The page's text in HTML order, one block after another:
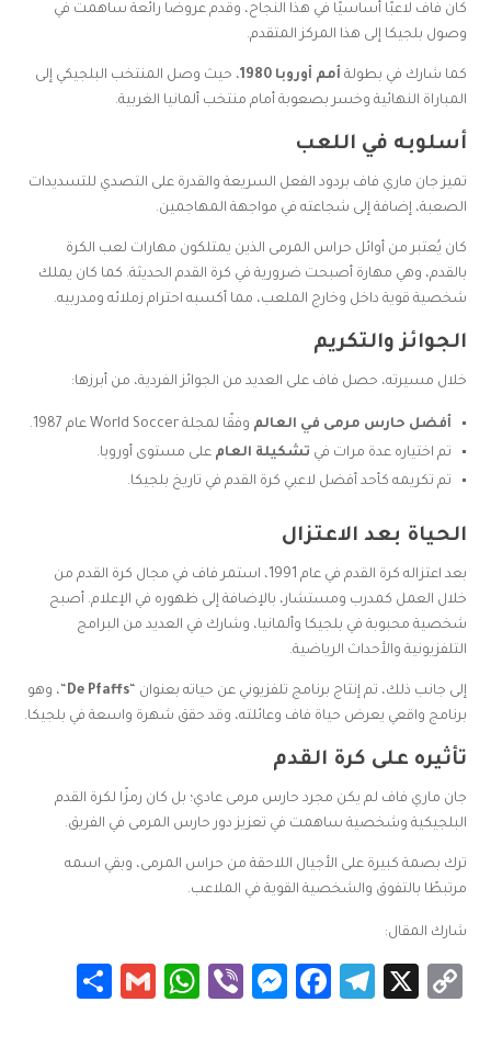
كان فاف لاعبًا أساسيًا في هذا النجاح، وقدم عروضًا رائعة ساهمت في
وصول بلجيكا إلى هذا المركز المتقدم.
كما شارك في بطولة أمم أوروبا 1980
، حيث وصل المنتخب البلجيكي إلى
المباراة النهائية وخسر بصعوبة أمام منتخب ألمانيا الغربية.
أسلوبه في اللعب
تميز جان ماري فاف بردود الفعل السريعة والقدرة على التصدي للتسديدات
الصعبة، إضافة إلى شجاعته في مواجهة المهاجمين.
كان يُعتبر من أوائل حراس المرمى الذين يمتلكون مهارات لعب الكرة
بالقدم، وهي مهارة أصبحت ضرورية في كرة القدم الحديثة. كما كان يملك
شخصية قوية داخل وخارج الملعب، مما أكسبه احترام زملائه ومدربيه.
الجوائز والتكريم
خلال مسيرته، حصل فاف على العديد من الجوائز الفردية، من أبرزها:
أفضل حارس مرمى في العالم وفقًا لمجلة World Soccer عام 1987.
تم اختياره عدة مرات في تشكيلة العام على مستوى أوروبا.
تم تكريمه كأحد أفضل لاعبي كرة القدم في تاريخ بلجيكا.
الحياة بعد الاعتزال
بعد اعتزاله كرة القدم في عام 1991، استمر فاف في مجال كرة القدم من
خلال العمل كمدرب ومستشار، بالإضافة إلى ظهوره في الإعلام. أصبح
شخصية محبوبة في بلجيكا وألمانيا، وشارك في العديد من البرامج
التلفزيونية والأحداث الرياضية.
إلى جانب ذلك، تم إنتاج برنامج تلفزيوني عن حياته بعنوان “De Pfaffs“، وهو
برنامج واقعي يعرض حياة فاف وعائلته، وقد حقق شهرة واسعة في بلجيكا.
تأثيره على كرة القدم
جان ماري فاف لم يكن مجرد حارس مرمى عادي؛ بل كان رمزًا لكرة القدم
البلجيكية وشخصية ساهمت في تعزيز دور حارس المرمى في الفريق.
ترك بصمة كبيرة على الأجيال اللاحقة من حراس المرمى، وبقي اسمه
مرتبطًا بالتفوق والشخصية القوية في الملاعب.
شارك المقال:
Copy
X
Telegram
Facebook
Messenger
Viber
WhatsApp
Gmail